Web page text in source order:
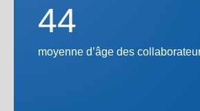
44
moyenne d’âge des